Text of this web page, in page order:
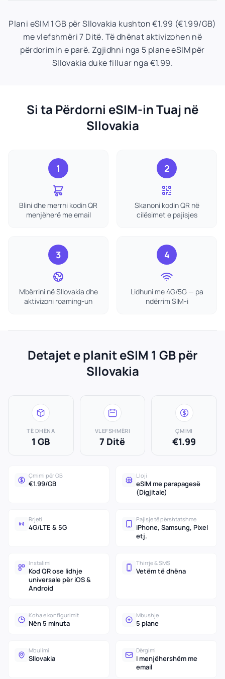
Plani eSIM 1 GB për Sllovakia kushton €1.99 (€1.99/GB)
me vlefshmëri 7 Ditë. Të dhënat aktivizohen në
përdorimin e parë. Zgjidhni nga 5 plane eSIM për
Sllovakia duke filluar nga €1.99.
Si ta Përdorni eSIM-in Tuaj në
Sllovakia
1
Blini dhe merrni kodin QR
menjëherë me email
2
Skanoni kodin QR në
cilësimet e pajisjes
3
Mbërrini në Sllovakia dhe
aktivizoni roaming-un
4
Lidhuni me 4G/5G — pa
ndërrim SIM-i
Detajet e planit eSIM 1 GB për
Sllovakia
TË DHËNA
1 GB
VLEFSHMËRI
7 Ditë
ÇMIMI
€1.99
Çmimi për GB
€1.99/GB
Lloji
eSIM me parapagesë
(Digjitale)
Rrjeti
4G/LTE & 5G
Pajisje të përshtatshme
iPhone, Samsung, Pixel
etj.
Instalimi
Kod QR ose lidhje
universale për iOS &
Android
Thirrje & SMS
Vetëm të dhëna
Koha e konfigurimit
Nën 5 minuta
Mbushje
5 plane
Mbulimi
Sllovakia
Dërgimi
I menjëhershëm me
email